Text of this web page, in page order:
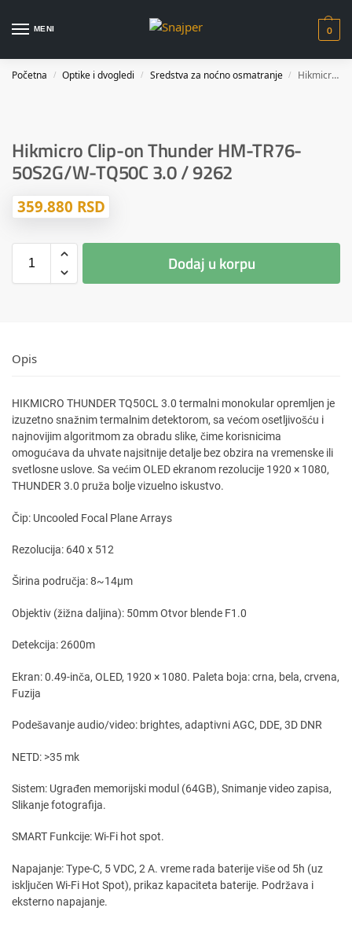
MENI 0
Početna / Optike i dvogledi / Sredstva za noćno osmatranje / Hikmicro Clip-on Thunder HM-TR76-50S2G/W-TQ50C 3.0 / 9262
Hikmicro Clip-on Thunder HM-TR76-
50S2G/W-TQ50C 3.0 / 9262
359.880 RSD
Dodaj u korpu
Opis
HIKMICRO THUNDER TQ50CL 3.0 termalni monokular opremljen je
izuzetno snažnim termalnim detektorom, sa većom osetljivošću i
najnovijim algoritmom za obradu slike, čime korisnicima
omogućava da uhvate najsitnije detalje bez obzira na vremenske ili
svetlosne uslove. Sa većim OLED ekranom rezolucije 1920 × 1080,
THUNDER 3.0 pruža bolje vizuelno iskustvo.
Čip: Uncooled Focal Plane Arrays
Rezolucija: 640 x 512
Širina područja: 8~14µm
Objektiv (žižna daljina): 50mm Otvor blende F1.0
Detekcija: 2600m
Ekran: 0.49-inča, OLED, 1920 × 1080. Paleta boja: crna, bela, crvena,
Fuzija
Podešavanje audio/video: brightes, adaptivni AGC, DDE, 3D DNR
NETD: >35 mk
Sistem: Ugrađen memorijski modul (64GB), Snimanje video zapisa,
Slikanje fotografija.
SMART Funkcije: Wi-Fi hot spot.
Napajanje: Type-C, 5 VDC, 2 A. vreme rada baterije više od 5h (uz
isključen Wi-Fi Hot Spot), prikaz kapaciteta baterije. Podržava i
eksterno napajanje.